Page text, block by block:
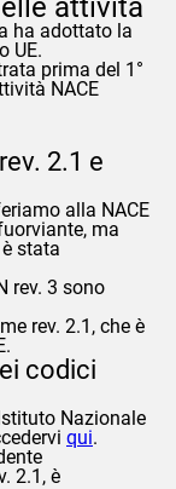
attività
ha adottato la
UE.
prima del 1°
NACE
2.1 e
alla NACE
ma
stata
rev. 3 sono
rev. 2.1, che è
codici
Nazionale
qui.
2.1, è